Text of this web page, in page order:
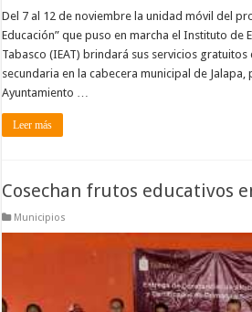
Del 7 al 12 de noviembre la unidad móvil del
Educación” que puso en marcha el Instituto de
Tabasco (IEAT) brindará sus servicios
secundaria en la cabecera municipal de
Ayuntamiento …
Leer más
Cosechan frutos educativos
Municipios